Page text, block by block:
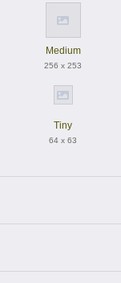
Medium
256 x 253
Tiny
64 x 63